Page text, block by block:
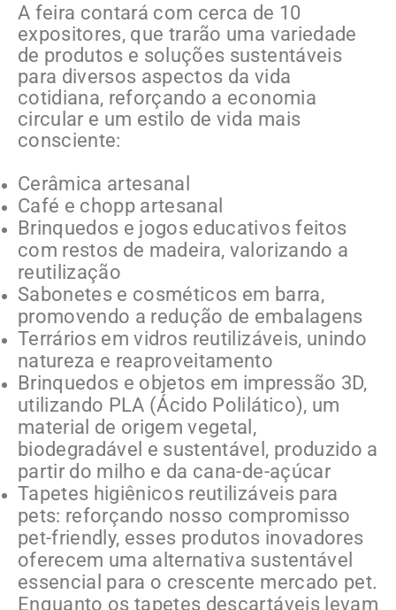
A feira contará com cerca de 10
expositores, que trarão uma variedade
de produtos e soluções sustentáveis
para diversos aspectos da vida
cotidiana, reforçando a economia
circular e um estilo de vida mais
consciente:
Cerâmica artesanal
Café e chopp artesanal
Brinquedos e jogos educativos feitos
com restos de madeira, valorizando a
reutilização
Sabonetes e cosméticos em barra,
promovendo a redução de embalagens
Terrários em vidros reutilizáveis, unindo
natureza e reaproveitamento
Brinquedos e objetos em impressão 3D,
utilizando PLA (Ácido Polilático), um
material de origem vegetal,
biodegradável e sustentável, produzido a
partir do milho e da cana-de-açúcar
Tapetes higiênicos reutilizáveis para
pets: reforçando nosso compromisso
pet-friendly, esses produtos inovadores
oferecem uma alternativa sustentável
essencial para o crescente mercado pet.
Enquanto os tapetes descartáveis levam